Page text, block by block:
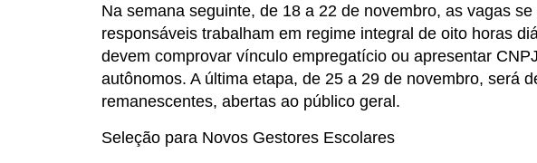
Na semana seguinte, de 18 a 22 de novembro, as vagas
responsáveis trabalham em regime integral de oito horas
devem comprovar vínculo empregatício ou apresentar
autônomos. A última etapa, de 25 a 29 de novembro, será
remanescentes, abertas ao público geral.
Seleção para Novos Gestores Escolares